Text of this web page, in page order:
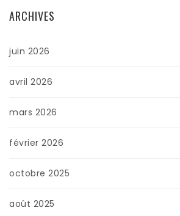
ARCHIVES
juin 2026
avril 2026
mars 2026
février 2026
octobre 2025
août 2025